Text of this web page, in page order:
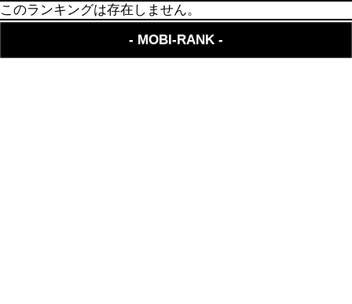
このランキングは存在しません。
- MOBI-RANK -